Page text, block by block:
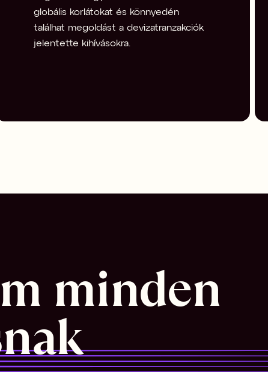
globális korlátokat és könnyedén
találhat megoldást a devizatranzakciók
jelentette kihívásokra.
minden